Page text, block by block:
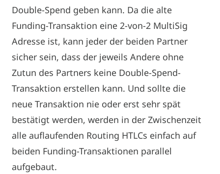
Double-Spend geben kann. Da die alte
Funding-Transaktion eine 2-von-2 MultiSig
Adresse ist, kann jeder der beiden Partner
sicher sein, dass der jeweils Andere ohne
Zutun des Partners keine Double-Spend-
Transaktion erstellen kann. Und sollte die
neue Transaktion nie oder erst sehr spät
bestätigt werden, werden in der Zwischenzeit
alle auflaufenden Routing HTLCs einfach auf
beiden Funding-Transaktionen parallel
aufgebaut.